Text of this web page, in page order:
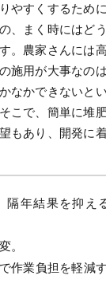
やすくするため
、まく時にはど
。農家さんには
施用が大事なの
なかできないと
こで、簡単に堆
もあり、開発に
隔年結果を抑え
。
作業負担を軽減す